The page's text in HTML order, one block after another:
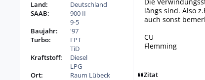
Land:
Deutschland
SAAB:
900 II
9-5
Baujahr:
'97
Turbo:
FPT
TiD
Kraftstoff:
Diesel
LPG
Ort:
Raum Lübeck
längs sind. Also
auch sonst
CU
Flemming
Zitat